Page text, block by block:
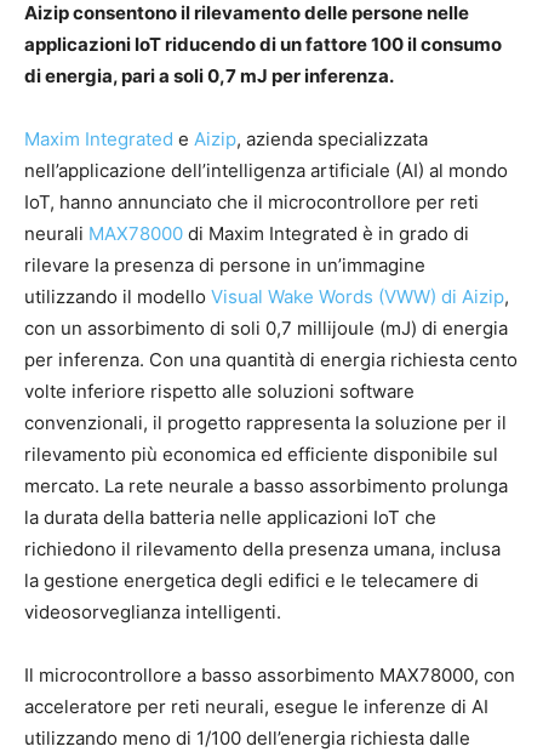
Aizip consentono il rilevamento delle persone nelle
applicazioni IoT riducendo di un fattore 100 il consumo
di energia, pari a soli 0,7 mJ per inferenza.
Maxim Integrated e Aizip, azienda specializzata
nell’applicazione dell’intelligenza artificiale (AI) al mondo
IoT, hanno annunciato che il microcontrollore per reti
neurali MAX78000 di Maxim Integrated è in grado di
rilevare la presenza di persone in un’immagine
utilizzando il modello Visual Wake Words (VWW) di Aizip,
con un assorbimento di soli 0,7 millijoule (mJ) di energia
per inferenza. Con una quantità di energia richiesta cento
volte inferiore rispetto alle soluzioni software
convenzionali, il progetto rappresenta la soluzione per il
rilevamento più economica ed efficiente disponibile sul
mercato. La rete neurale a basso assorbimento prolunga
la durata della batteria nelle applicazioni IoT che
richiedono il rilevamento della presenza umana, inclusa
la gestione energetica degli edifici e le telecamere di
videosorveglianza intelligenti.
Il microcontrollore a basso assorbimento MAX78000, con
acceleratore per reti neurali, esegue le inferenze di AI
utilizzando meno di 1/100 dell’energia richiesta dalle